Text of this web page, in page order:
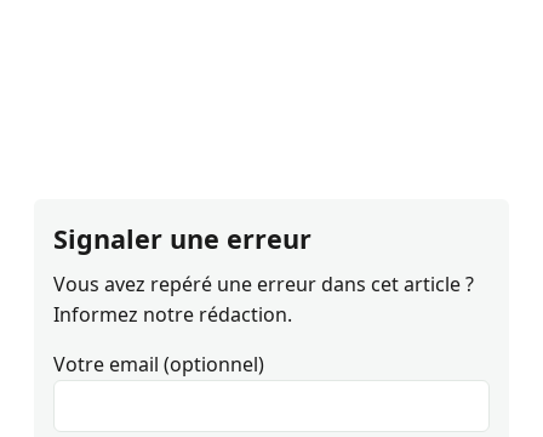
Signaler une erreur
Vous avez repéré une erreur dans cet article ?
Informez notre rédaction.
Votre email (optionnel)